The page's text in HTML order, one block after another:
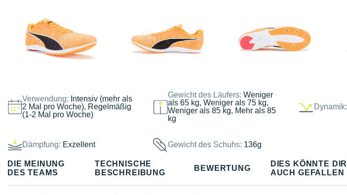
Verwendung: Intensiv (mehr als
2 Mal pro Woche), Regelmäßig
(1-2 Mal pro Woche)
Gewicht des Läufers:Weniger
als 65 kg, Weniger als 75 kg,
Weniger als 85 kg, Mehr als 85
kg
Dynamik:
Dämpfung: Exzellent Gewicht des Schuhs: 136g
DIE MEINUNG
DES TEAMS
TECHNISCHE
BESCHREIBUNG
BEWERTUNG
DIES KÖNNTE DIR
AUCH GEFALLEN